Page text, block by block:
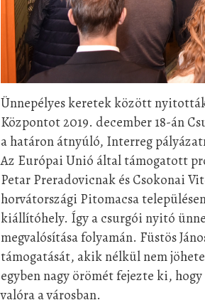
Ünnepélyes keretek között
Központot 2019. december 18-án
a határon átnyúló, Interreg
Az Európai Unió által támogatott
Petar Preradovicnak és Csokonai
horvátországi Pitomacsa
kiállítóhely. Így a csurgói nyitó
megvalósítása folyamán. Füstös
támogatását, akik nélkül nem
egyben nagy örömét fejezte ki,
valóra a városban.